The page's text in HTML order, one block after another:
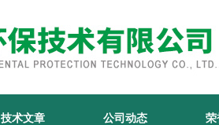
技术文章 公司动态 荣